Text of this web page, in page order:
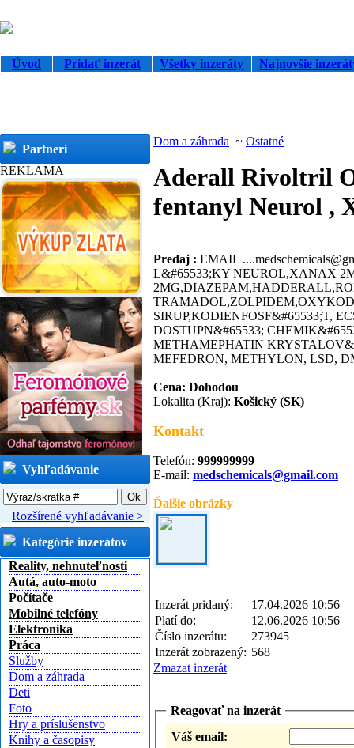
Úvod Pridať inzerát Všetky inzeráty Najnovšie
Partneri
REKLAMA
Vyhľadávanie
Rozšírené vyhľadávanie >
Kategórie inzerátov
Reality, nehnuteľnosti
Autá, auto-moto
Počítače
Mobilné telefóny
Elektronika
Práca
Služby
Dom a záhrada
Deti
Foto
Hry a príslušenstvo
Knihy a časopisy
Dom a záhrada ~ Ostatné
Aderall Rivoltril
fentanyl Neurol ,
Predaj : EMAIL
L&#65533;KY NEUROL,XANAX
SIRUP,KODIENFOSF&#65533;T,
DOSTUPN&#65533;
METHAMEPHATIN
MEFEDRON, METHYLON, LSD,
Cena: Dohodou
Lokalita (Kraj): Košický (SK)
Kontakt
Telefón: 999999999
E-mail: medschemicals@gmail.com
Ďalšie obrázky
Inzerát pridaný:
17.04.2026 10:56
Platí do:
12.06.2026 10:56
Číslo inzerátu:
273945
Inzerát zobrazený: 568
Zmazat inzerát
Reagovať na inzerát
Váš email: